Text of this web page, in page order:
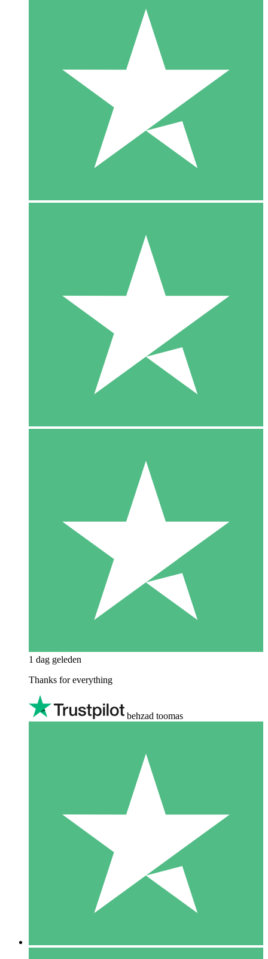
1 dag geleden
Thanks for everything
behzad toomas